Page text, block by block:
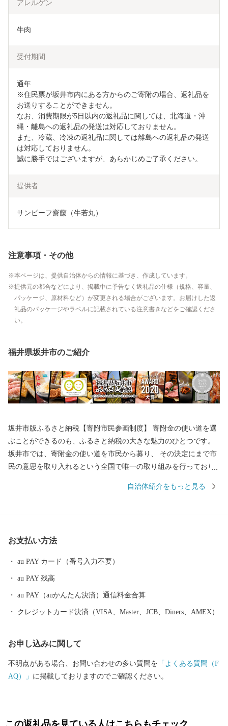
アレルゲン
牛肉
受付期間
通年
※住民票が坂井市内にある方からのご寄附の場合、返礼品を
お送りすることができません。
なお、消費期限が5日以内の返礼品に関しては、北海道・沖
縄・離島への返礼品の発送は対応しておりません。
また、冷蔵、冷凍の返礼品に関しては離島への返礼品の発送
は対応しておりません。
誠に勝手ではございますが、あらかじめご了承ください。
提供者
サンビーフ齋藤（牛若丸）
注意事項・その他
本ページは、提供自治体からの情報に基づき、作成しています。
提供元の都合などにより、掲載中に予告なく返礼品の仕様（規格、容量、
パッケージ、原材料など）が変更される場合がございます。お届けした返
礼品のパッケージやラベルに記載されている注意書きなどをご確認くださ
い。
福井県坂井市のご紹介
坂井市版ふるさと納税【寄附市民参画制度】 寄附金の使い道を選
ぶことができるのも、ふるさと納税の大きな魅力のひとつです。
坂井市では、寄附金の使い道を市民から募り、 その決定にまで市
民の意思を取り入れるという全国で唯一の取り組みを行っており
ふるさと”です！(同市丸岡町はコシヒカリ開発者 石墨博士の故郷
織による織マークは国内シェアの80％を占めております。 また、
景勝地「東尋坊」に代表される海岸線や現存十二天守として知ら
れる「丸岡城」などを有することでも有名です。 心から笑顔にな
ただいた個人情報は、坂井市が責任をもって管理し、関係法令で
せていただき、その手段として、電子メールの配信やパンフレッ
自治体紹介をもっと見る
お支払い方法
au PAY カード（番号入力不要）
au PAY 残高
au PAY（auかんたん決済）通信料金合算
クレジットカード決済（VISA、Master、JCB、Diners、AMEX）
お申し込みに関して
不明点がある場合、お問い合わせの多い質問を 「よくある質問（F
AQ）」 に掲載しておりますのでご確認ください。
この返礼品を見ている人はこちらもチェック